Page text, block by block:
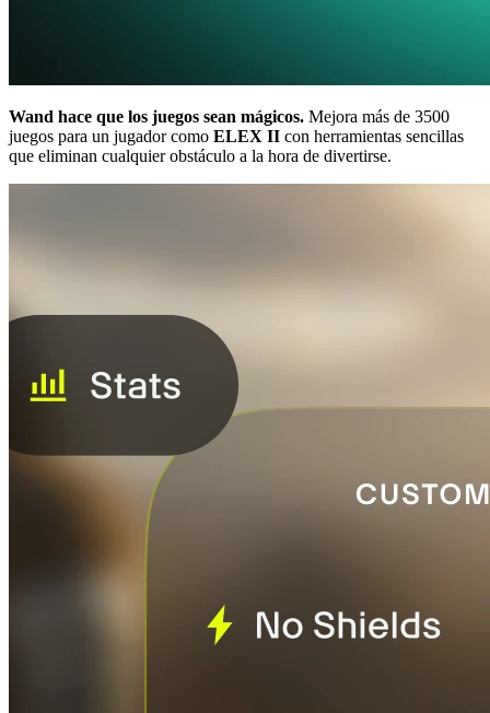
Wand hace que los juegos sean mágicos. Mejora más de 3500
juegos para un jugador como ELEX II con herramientas sencillas
que eliminan cualquier obstáculo a la hora de divertirse.